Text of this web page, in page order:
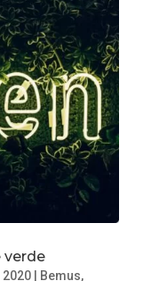
verde
2020| Bemus,